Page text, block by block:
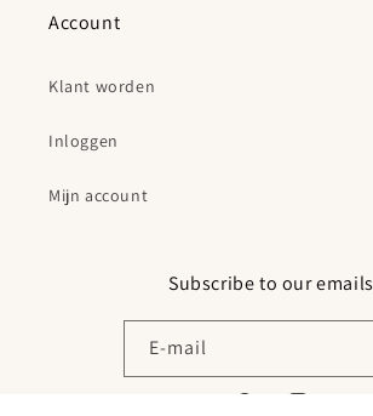
Account
Klant worden
Inloggen
Mijn account
Subscribe to our emails
E‑mail